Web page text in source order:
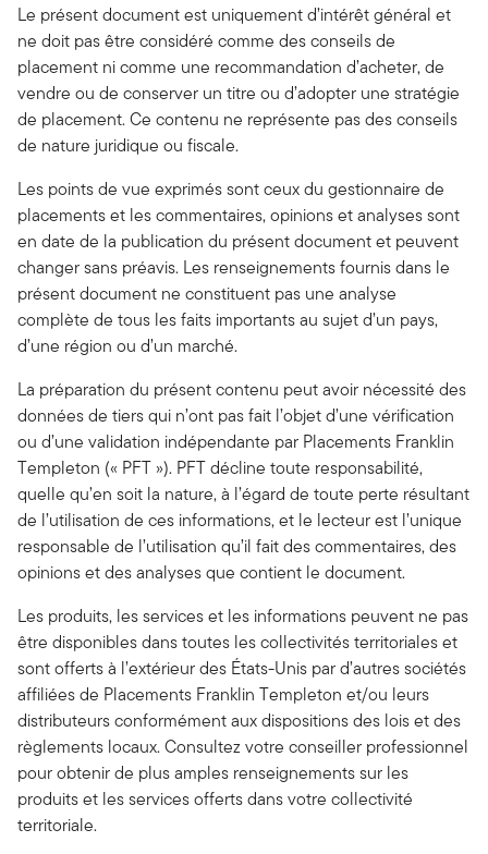
Le présent document est uniquement d’intérêt général et
ne doit pas être considéré comme des conseils de
placement ni comme une recommandation d’acheter, de
vendre ou de conserver un titre ou d’adopter une stratégie
de placement. Ce contenu ne représente pas des conseils
de nature juridique ou fiscale.
Les points de vue exprimés sont ceux du gestionnaire de
placements et les commentaires, opinions et analyses sont
en date de la publication du présent document et peuvent
changer sans préavis. Les renseignements fournis dans le
présent document ne constituent pas une analyse
complète de tous les faits importants au sujet d’un pays,
d’une région ou d’un marché.
La préparation du présent contenu peut avoir nécessité des
données de tiers qui n’ont pas fait l’objet d’une vérification
ou d’une validation indépendante par Placements Franklin
Templeton (« PFT »). PFT décline toute responsabilité,
quelle qu’en soit la nature, à l’égard de toute perte résultant
de l’utilisation de ces informations, et le lecteur est l’unique
responsable de l’utilisation qu’il fait des commentaires, des
opinions et des analyses que contient le document.
Les produits, les services et les informations peuvent ne pas
être disponibles dans toutes les collectivités territoriales et
sont offerts à l’extérieur des États-Unis par d’autres sociétés
affiliées de Placements Franklin Templeton et/ou leurs
distributeurs conformément aux dispositions des lois et des
règlements locaux. Consultez votre conseiller professionnel
pour obtenir de plus amples renseignements sur les
produits et les services offerts dans votre collectivité
territoriale.